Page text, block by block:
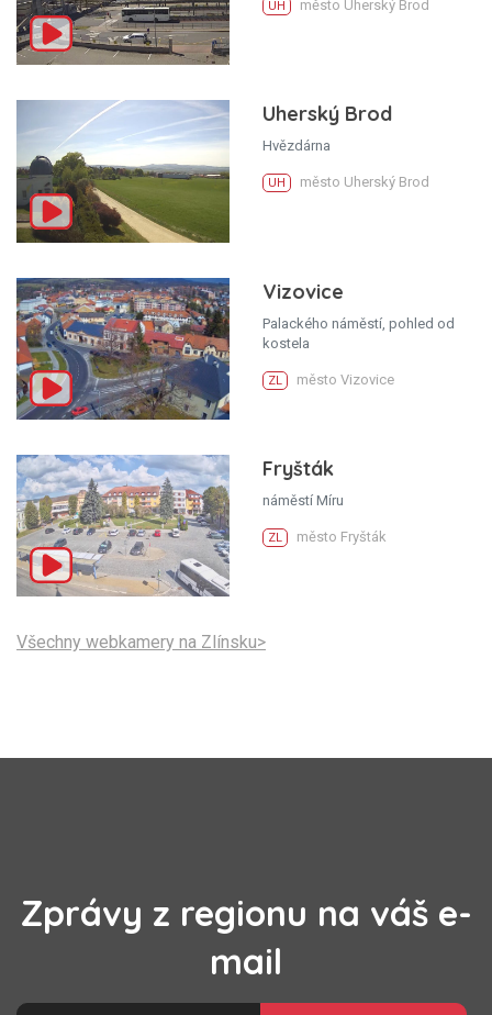
UH město Uherský Brod
Uherský Brod
Hvězdárna
UH město Uherský Brod
Vizovice
Palackého náměstí, pohled od
kostela
ZL město Vizovice
Fryšták
náměstí Míru
ZL město Fryšták
Všechny webkamery na Zlínsku>
Zprávy z regionu na váš e-
mail